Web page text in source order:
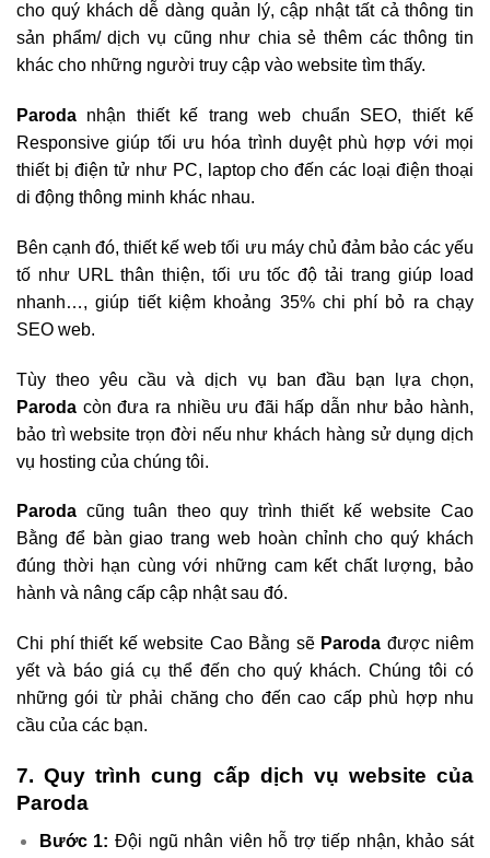
cho quý khách dễ dàng quản lý, cập nhật tất cả thông tin
sản phẩm/ dịch vụ cũng như chia sẻ thêm các thông tin
khác cho những người truy cập vào website tìm thấy.
Paroda nhận thiết kế trang web chuẩn SEO, thiết kế
Responsive giúp tối ưu hóa trình duyệt phù hợp với mọi
thiết bị điện tử như PC, laptop cho đến các loại điện thoại
di động thông minh khác nhau.
Bên cạnh đó, thiết kế web tối ưu máy chủ đảm bảo các yếu
tố như URL thân thiện, tối ưu tốc độ tải trang giúp load
nhanh…, giúp tiết kiệm khoảng 35% chi phí bỏ ra chạy
SEO web.
Tùy theo yêu cầu và dịch vụ ban đầu bạn lựa chọn,
Paroda còn đưa ra nhiều ưu đãi hấp dẫn như bảo hành,
bảo trì website trọn đời nếu như khách hàng sử dụng dịch
vụ hosting của chúng tôi.
Paroda cũng tuân theo quy trình thiết kế website Cao
Bằng để bàn giao trang web hoàn chỉnh cho quý khách
đúng thời hạn cùng với những cam kết chất lượng, bảo
hành và nâng cấp cập nhật sau đó.
Chi phí thiết kế website Cao Bằng sẽ Paroda được niêm
yết và báo giá cụ thể đến cho quý khách. Chúng tôi có
những gói từ phải chăng cho đến cao cấp phù hợp nhu
cầu của các bạn.
7. Quy trình cung cấp dịch vụ website của
Paroda
Bước 1: Đội ngũ nhân viên hỗ trợ tiếp nhận, khảo sát